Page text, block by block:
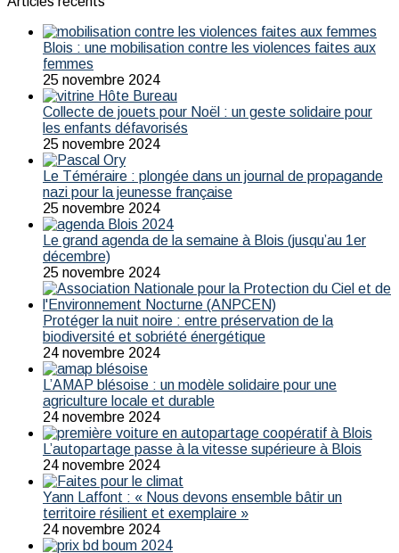
Blois : une mobilisation contre les violences faites aux
femmes
25 novembre 2024
Collecte de jouets pour Noël : un geste solidaire pour
les enfants défavorisés
25 novembre 2024
Le Téméraire : plongée dans un journal de propagande
nazi pour la jeunesse française
25 novembre 2024
Le grand agenda de la semaine à Blois (jusqu’au 1er
décembre)
25 novembre 2024
Protéger la nuit noire : entre préservation de la
biodiversité et sobriété énergétique
24 novembre 2024
L’AMAP blésoise : un modèle solidaire pour une
agriculture locale et durable
24 novembre 2024
L’autopartage passe à la vitesse supérieure à Blois
24 novembre 2024
Yann Laffont : « Nous devons ensemble bâtir un
territoire résilient et exemplaire »
24 novembre 2024